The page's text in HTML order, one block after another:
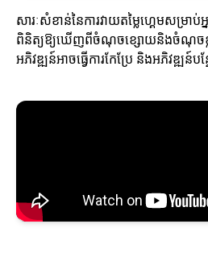
សារៈសំខាន់នៃការវាយតម្លៃហ្គេមសម្រា
ពិនិត្យឱ្យឃើញពីចំណុចខ្សោយនិងចំណុចខ្ល
អភិវឌ្ឍន៍អាចធ្វើការកែប្រែ និងអភិវឌ្ឍន៍